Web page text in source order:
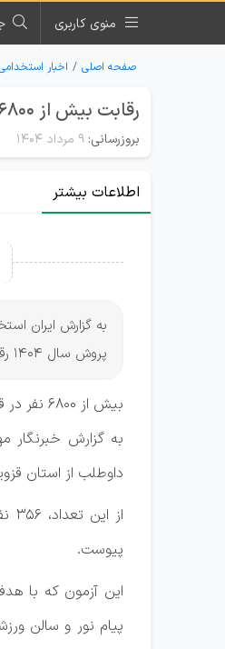
منوی کاربری
صفحه اصلی اخبار
رقابت بیش از ۶۸۰۰ داوطلب قزوینی در آزمون استخدام آموزش و پروش
بروزرسانی: ۹ مرداد ۱۴۰۴
اطلاعات بیشتر
پروش سال 1404 رقابت خواهند کرد.
بیش از ۶۸۰۰ نفر در قزوین برای استخدام در آموزش و پرورش با یکدیگر رقابت خواهند کرد.
داوطلب از استان
پیوست.
این آزمون که با
پیام نور و سالن